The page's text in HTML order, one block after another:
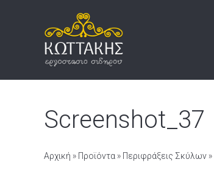
Screenshot_37
Αρχική » Προϊόντα » Περιφράξεις Σκύλων»